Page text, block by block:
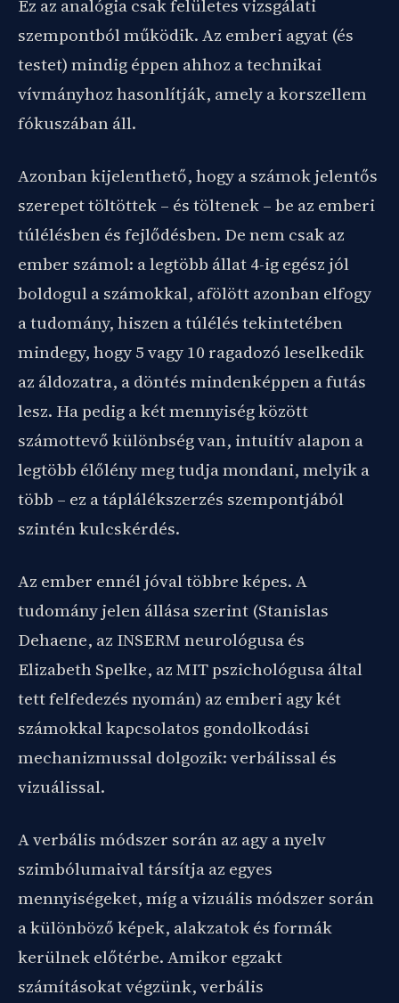
Ez az analógia csak felületes vizsgálati
szempontból működik. Az emberi agyat (és
testet) mindig éppen ahhoz a technikai
vívmányhoz hasonlítják, amely a korszellem
fókuszában áll.
Azonban kijelenthető, hogy a számok jelentős
szerepet töltöttek – és töltenek – be az emberi
túlélésben és fejlődésben. De nem csak az
ember számol: a legtöbb állat 4-ig egész jól
boldogul a számokkal, afölött azonban elfogy
a tudomány, hiszen a túlélés tekintetében
mindegy, hogy 5 vagy 10 ragadozó leselkedik
az áldozatra, a döntés mindenképpen a futás
lesz. Ha pedig a két mennyiség között
számottevő különbség van, intuitív alapon a
legtöbb élőlény meg tudja mondani, melyik a
több – ez a táplálékszerzés szempontjából
szintén kulcskérdés.
Az ember ennél jóval többre képes. A
tudomány jelen állása szerint (Stanislas
Dehaene, az INSERM neurológusa és
Elizabeth Spelke, az MIT pszichológusa által
tett felfedezés nyomán) az emberi agy két
számokkal kapcsolatos gondolkodási
mechanizmussal dolgozik: verbálissal és
vizuálissal.
A verbális módszer során az agy a nyelv
szimbólumaival társítja az egyes
mennyiségeket, míg a vizuális módszer során
a különböző képek, alakzatok és formák
kerülnek előtérbe. Amikor egzakt
számításokat végzünk, verbális